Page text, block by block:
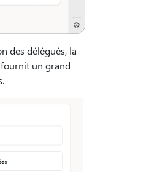
des délégués, la
un grand